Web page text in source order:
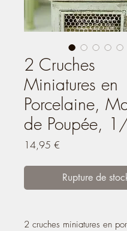
2 Cruches
Miniatures en
Porcelaine,
de Poupée,
14,95 €
Rupture de
2 cruches miniatures en